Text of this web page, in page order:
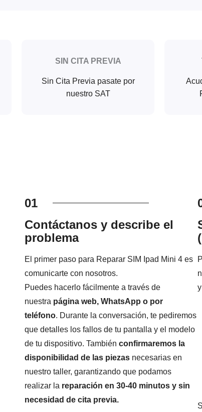
SIN CITA PREVIA
Sin Cita Previa pasate por
nuestro SAT
01
Contáctanos y describe el
problema
El primer paso para Reparar SIM Ipad Mini 4 es
comunicarte con nosotros.
Puedes hacerlo fácilmente a través de
nuestra página web, WhatsApp o por
teléfono. Durante la conversación, te pediremos
que detalles los fallos de tu pantalla y el modelo
de tu dispositivo. También confirmaremos la
disponibilidad de las piezasnecesarias en
nuestro taller, garantizando que podamos
realizar la reparación en 30-40 minutos y sin
necesidad de cita previa.